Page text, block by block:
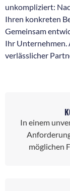
unkompliziert:
Ihren konkreten
Gemeinsam
Ihr Unternehmen.
verlässlicher
In einem
möglichen